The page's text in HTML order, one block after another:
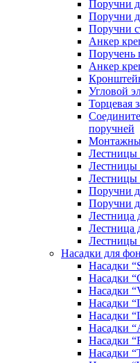
Поручни
Поручни
Поручни
Анкер
Поручень
Анкер
Угловой
Торцевая
поручней
Лестницы
Лестницы
Лестницы
Поручни
Поручни
Лестница
Лестница
Лестницы
Насадки для
Насадки
Насадки
Насадки
Насадки
Насадки
Насадки
Насадки
Насадки